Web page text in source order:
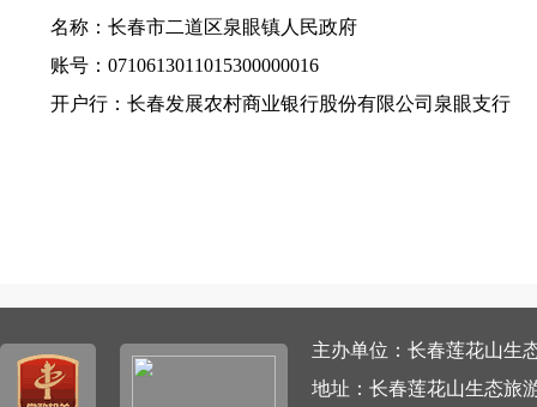
名称：长春市二道区泉眼镇人民政府
账号：0710613011015300000016
开户行：长春发展农村商业银行股份有限公司泉眼支行
主办单位：长春莲花山生
地址：长春莲花山生态旅